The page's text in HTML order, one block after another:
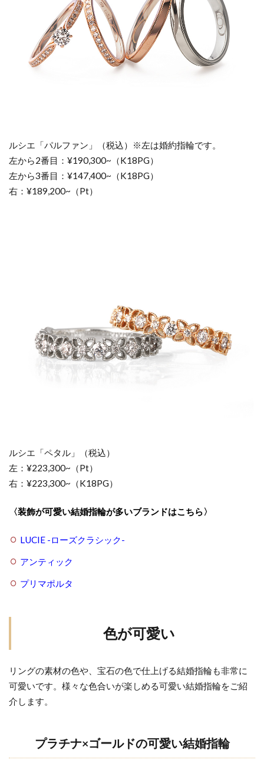
ルシエ「パルファン」（税込）※左は婚約指輪です。
左から2番目：¥190,300~（K18PG）
左から3番目：¥147,400~（K18PG）
右：¥189,200~（Pt）
ルシエ「ペタル」（税込）
左：¥223,300~（Pt）
右：¥223,300~（K18PG）
〈装飾が可愛い結婚指輪が多いブランドはこちら〉
LUCIE -ローズクラシック-
アンティック
プリマポルタ
色が可愛い
リングの素材の色や、宝石の色で仕上げる結婚指輪も非常に
可愛いです。様々な色合いが楽しめる可愛い結婚指輪をご紹
介します。
プラチナ×ゴールドの可愛い結婚指輪